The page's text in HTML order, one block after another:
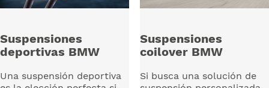
Suspensiones
deportivas BMW
Una suspensión deportiva
Suspensiones
coilover BMW
Si busca una solución de